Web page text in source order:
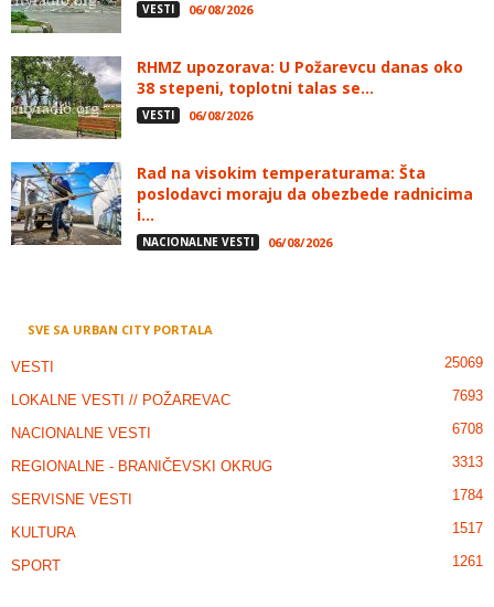
VESTI 06/08/2026
RHMZ upozorava: U Požarevcu danas oko
38 stepeni, toplotni talas se...
VESTI 06/08/2026
Rad na visokim temperaturama: Šta
poslodavci moraju da obezbede radnicima
i...
NACIONALNE VESTI 06/08/2026
SVE SA URBAN CITY PORTALA
VESTI 25069
LOKALNE VESTI // POŽAREVAC 7693
NACIONALNE VESTI 6708
REGIONALNE - BRANIČEVSKI OKRUG 3313
SERVISNE VESTI 1784
KULTURA 1517
SPORT 1261